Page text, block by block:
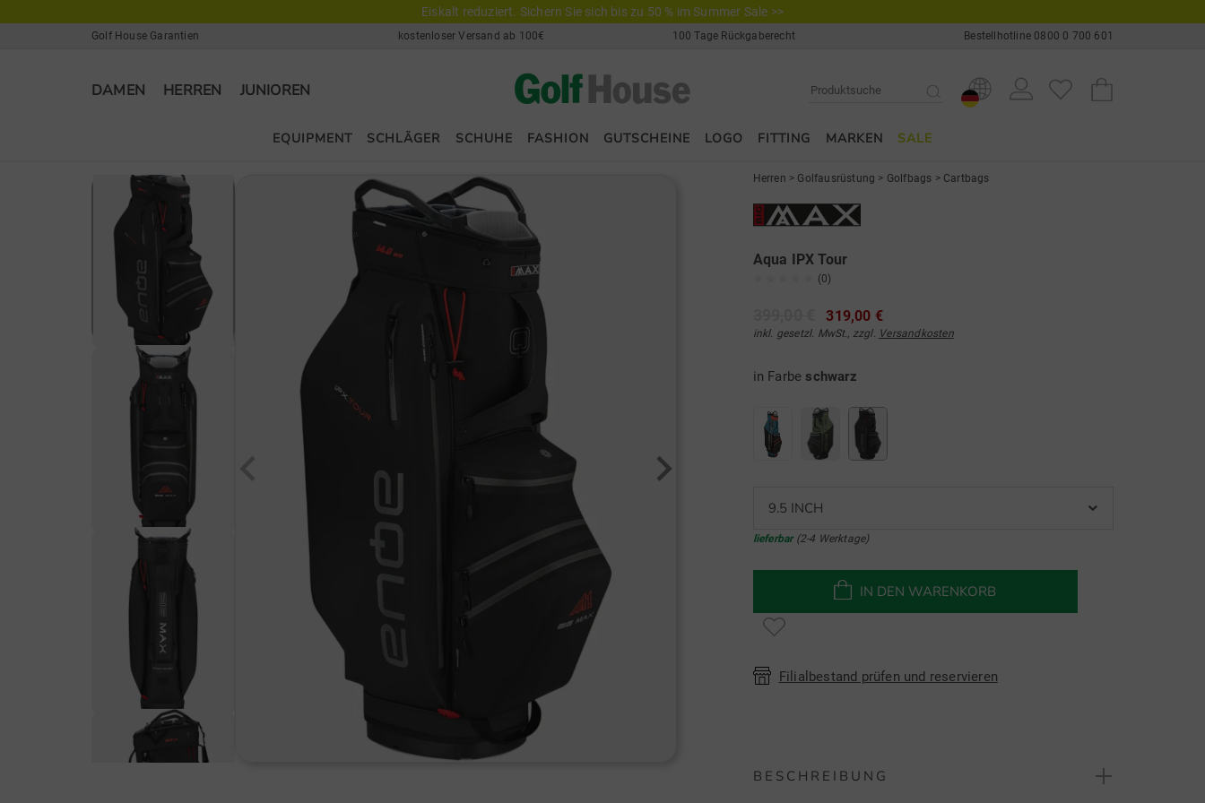
Eiskalt reduziert. Sichern Sie sich bis zu 50 % im Summer Sale >>
Golf House Garantien kostenloser Versand ab 100€ 100 Tage Rückgaberecht Bestellhotline 0800 0 700 601
DAMEN HERREN JUNIOREN
EQUIPMENT SCHLÄGER SCHUHE FASHION GUTSCHEINE LOGO FITTING MARKEN SALE
Herren > Golfausrüstung > Golfbags > Cartbags
Aqua IPX Tour
(0)
319,00 €
inkl. gesetzl. MwSt., zzgl. Versandkosten
in Farbe schwarz
9.5 INCH
lieferbar(2-4 Werktage)
IN DEN WARENKORB
Filialbestand prüfen und reservieren
BESCHREIBUNG